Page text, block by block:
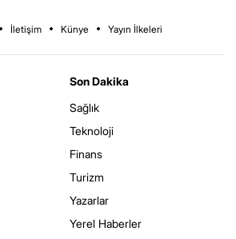
İletişim Künye Yayın İlkeleri
Son Dakika
Sağlık
Teknoloji
Finans
Turizm
Yazarlar
Yerel Haberler